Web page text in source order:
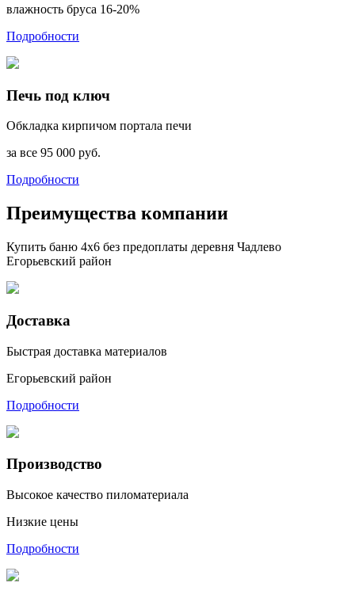
влажность бруса 16-20%
Подробности
Печь под ключ
Обкладка кирпичом портала печи
за все 95 000 руб.
Подробности
Преимущества компании
Купить баню 4х6 без предоплаты деревня Чадлево
Егорьевский район
Доставка
Быстрая доставка материалов
Егорьевский район
Подробности
Производство
Высокое качество пиломатериала
Низкие цены
Подробности